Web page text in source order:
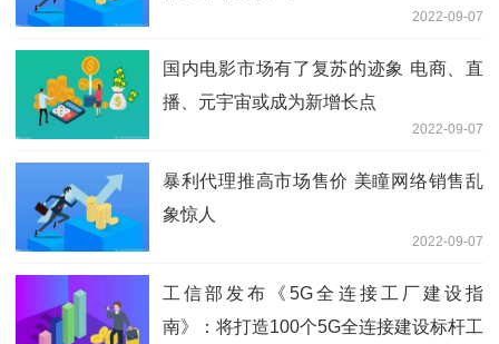
2022-09-07
国内电影市场有了复苏的迹象 电商、直
播、元宇宙或成为新增长点
2022-09-07
暴利代理推高市场售价 美瞳网络销售乱
象惊人
2022-09-07
工信部发布《5G全连接工厂建设指
南》：将打造100个5G全连接建设标杆工